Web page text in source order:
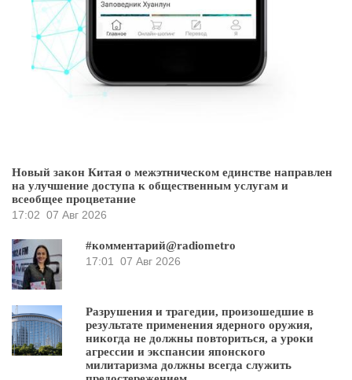
Новый закон Китая о межэтническом единстве направлен
на улучшение доступа к общественным услугам и
всеобщее процветание
17:02 07 Авг 2026
#комментарий@radiometro
17:01
07 Авг 2026
Разрушения и трагедии, произошедшие в
результате применения ядерного оружия,
никогда не должны повториться, а уроки
агрессии и экспансии японского
милитаризма должны всегда служить